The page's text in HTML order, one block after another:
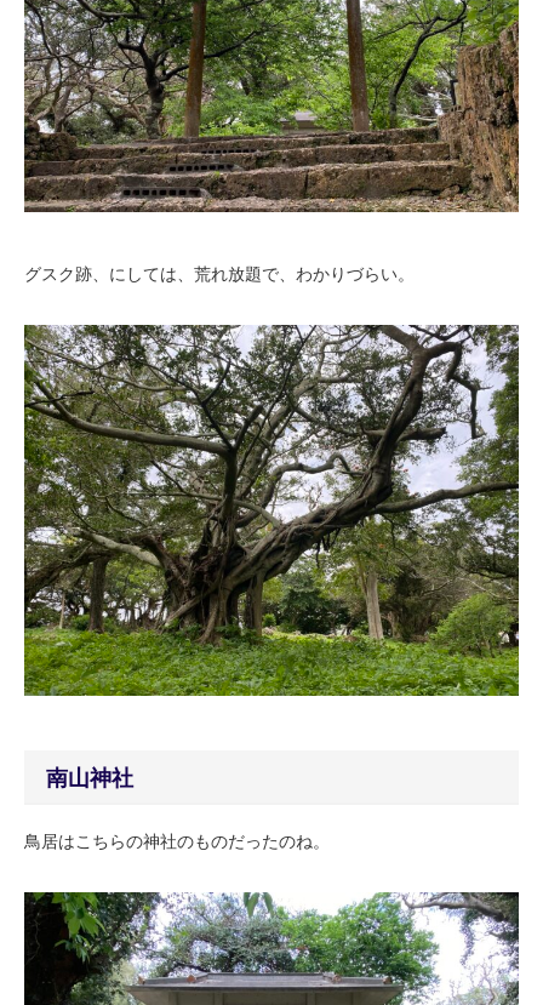
グスク跡、にしては、荒れ放題で、わかりづらい。
南山神社
鳥居はこちらの神社のものだったのね。